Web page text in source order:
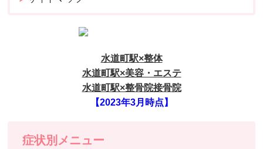
水道町駅×整体
水道町駅×美容・エステ
水道町駅×整骨院接骨院
【2023年3月時点】
症状別メニュー